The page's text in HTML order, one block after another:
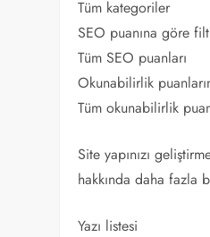
Tüm kategoriler
SEO puanına göre
Tüm SEO puanları
Okunabilirlik
Tüm okunabilirlik
Site yapınızı
hakkında daha fazla
Yazı listesi